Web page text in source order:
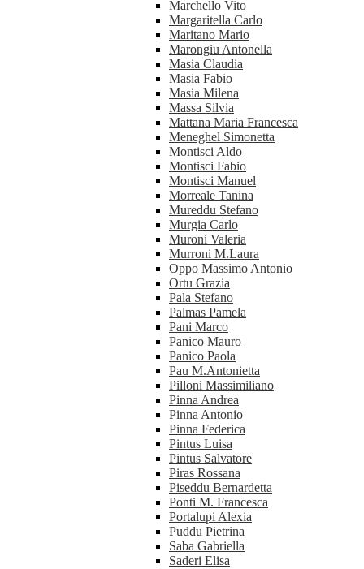
Marchello Vito
Margaritella Carlo
Maritano Mario
Marongiu Antonella
Masia Claudia
Masia Fabio
Masia Milena
Massa Silvia
Mattana Maria Francesca
Meneghel Simonetta
Montisci Aldo
Montisci Fabio
Montisci Manuel
Morreale Tanina
Mureddu Stefano
Murgia Carlo
Muroni Valeria
Murroni M.Laura
Oppo Massimo Antonio
Ortu Grazia
Pala Stefano
Palmas Pamela
Pani Marco
Panico Mauro
Panico Paola
Pau M.Antonietta
Pilloni Massimiliano
Pinna Andrea
Pinna Antonio
Pinna Federica
Pintus Luisa
Pintus Salvatore
Piras Rossana
Piseddu Bernardetta
Ponti M. Francesca
Portalupi Alexia
Puddu Pietrina
Saba Gabriella
Saderi Elisa